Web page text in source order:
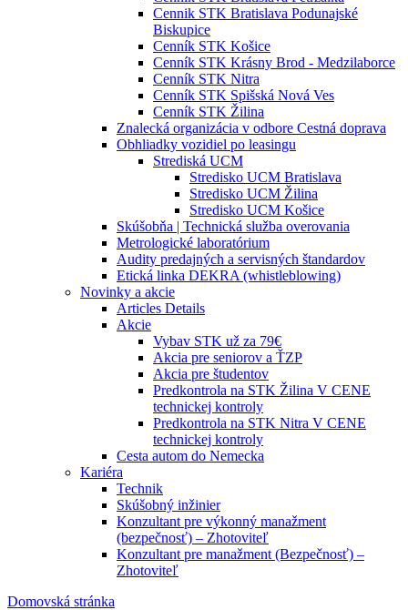
Cennik STK Bratislava Podunajské
Biskupice
Cenník STK Košice
Cenník STK Krásny Brod - Medzilaborce
Cenník STK Nitra
Cenník STK Spišská Nová Ves
Cenník STK Žilina
Znalecká organizácia v odbore Cestná doprava
Obhliadky vozidiel po leasingu
Strediská UCM
Stredisko UCM Bratislava
Stredisko UCM Žilina
Stredisko UCM Košice
Skúšobňa | Technická služba overovania
Metrologické laboratórium
Audity predajných a servisných štandardov
Etická linka DEKRA (whistleblowing)
Novinky a akcie
Articles Details
Akcie
Vybav STK už za 79€
Akcia pre seniorov a ŤZP
Akcia pre študentov
Predkontrola na STK Žilina V CENE
technickej kontroly
Predkontrola na STK Nitra V CENE
technickej kontroly
Cesta autom do Nemecka
Kariéra
Technik
Skúšobný inžinier
Konzultant pre výkonný manažment
(bezpečnosť) – Zhotoviteľ
Konzultant pre manažment (Bezpečnosť) –
Zhotoviteľ
Domovská stránka